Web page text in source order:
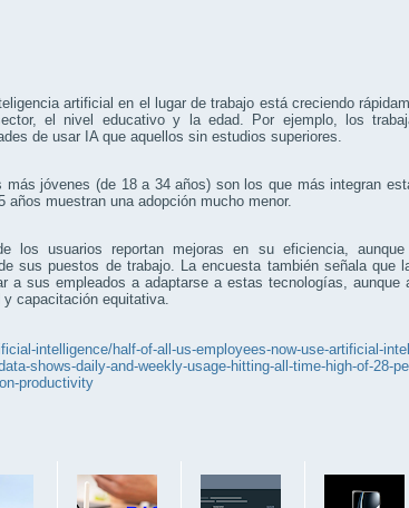
artificial en el lugar de trabajo está creciendo
el nivel educativo y la edad. Por ejemplo, los
de usar IA que aquellos sin estudios superiores.
jóvenes (de 18 a 34 años) son los que más integran
muestran una adopción mucho menor.
los usuarios reportan mejoras en su eficiencia, aunque
sus puestos de trabajo. La encuesta también señala que
a sus empleados a adaptarse a estas tecnologías, aunque
capacitación equitativa.
intelligence/half-of-all-us-employees-now-use-artificial-
shows-daily-and-weekly-usage-hitting-all-time-high-of-28-
productivity